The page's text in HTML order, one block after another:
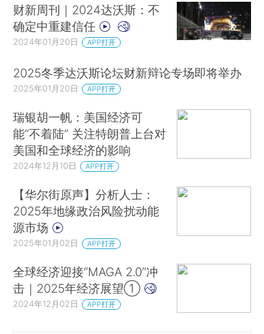
财新周刊｜2024达沃斯：不
确定中重建信任
2024年01月20日 APP打开
2025冬季达沃斯论坛财新辩论专场即将举办
2025年01月20日 APP打开
瑞银胡一帆：美国经济可
能“不着陆” 关注特朗普上台对
美国和全球经济的影响
2024年12月10日 APP打开
【华尔街原声】分析人士：
2025年地缘政治风险扰动能
源市场
2025年01月02日 APP打开
全球经济迎接“MAGA 2.0”冲
击｜2025年经济展望①
2024年12月02日 APP打开